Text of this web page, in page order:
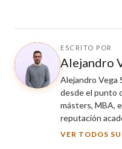
ESCRITO POR
Alejandro
Alejandro Vega
desde el punto
másters, MBA,
reputación
VER TODOS